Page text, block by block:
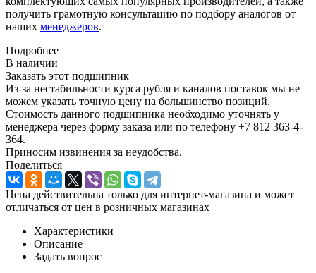
получить грамотную консультацию по подбору аналогов от
наших менеджеров.
Подробнее
В наличии
Заказать этот подшипник
Из-за нестабильности курса рубля и каналов поставок мы не
можем указать точную цену на большинство позиций.
Стоимость данного подшипника необходимо уточнять у
менеджера через форму заказа или по телефону +7 812 363-4-
364.
Приносим извинения за неудобства.
Поделиться
Цена действительна только для интернет-магазина и может
отличаться от цен в розничных магазинах
Характеристики
Описание
Задать вопрос